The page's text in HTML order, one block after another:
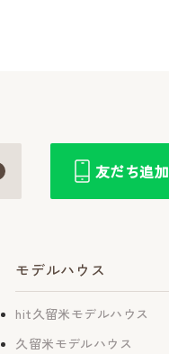
友だち追加
モデルハウス
hit久留米モデルハウス
久留米モデルハウス